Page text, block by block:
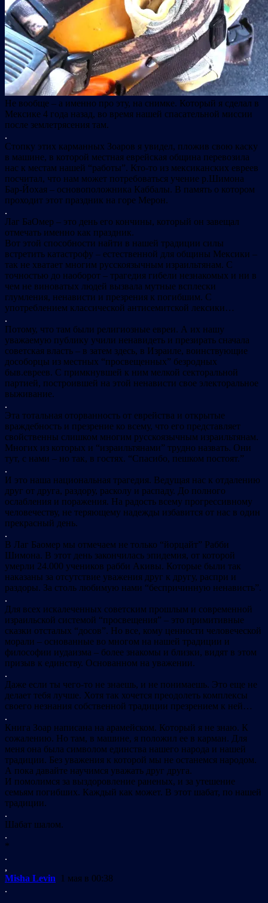
Не вообще – а именно про эту, на снимке. Который я сделал в
Мексике 4 года назад, во время нашей спасательной миссии
после землетрясения там.
.
Стопку этих карманных Зоаров я увидел, пложив свою каску
в машине, в которой местная еврейская община перевозила
нас к местам нашей “работы”. Кто-то из мексиканских евреев
посчитал, что нам может потребоваться учение р.Шимона
Бар-Йохая – основоположника Каббалы. В память о котором
проходит этот праздник на горе Мерон.
.
Лаг БаОмер – это день его кончины, который он завещал
отмечать именно как праздник.
Вот этой способности найти в нашей традиции силы
встретить катастрофу – естественной для общины Мексики –
так не хватает многим русскоязычным израильтянам. С
точностью до наоборот – трагедия гибели незнакомых и ни в
чем не виноватых людей вызвала мутные всплески
глумления, ненависти и презрения к погибшим. С
употреблением классической антисемитской лексики…
.
Потому, что там были религиозные евреи. А их нашу
уважаемую публику учили ненавидеть и презирать сначала
советская власть – в затем здесь, в Израиле, воинствующие
дособорцы из местных “просвещенных” безродных
быв.евреев. С примкнувшей к ним мелкой секторальной
партией, построившей на этой ненависти свое электоральное
выживание.
.
Эта тотальная оторванность от еврейства и открытые
враждебность и презрение ко всему, что его представляет
свойственны слишком многим русскоязычным израильтянам.
Многих из которых и “израильтянами” трудно назвать. Они
тут, с нами – но так, в гостях. “Спасибо, пешком постоят.”
.
И это наша национальная трагедия. Ведущая нас к отдалению
друг от друга, раздору, расколу и распаду. До полного
ослабления и поражения. На радость всему прогрессивному
человечеству, не теряющему надежды избавится от нас в один
прекрасный день.
.
В Лаг Баомер мы отмечаем не только “йорцайт” Рабби
Шимона. В этот день закончилась эпидемия, от которой
умерли 24.000 учеников рабби Акивы. Которые были так
наказаны за отсутствие уважения друг к другу, распри и
раздоры. За столь любимую нами “беспричинную ненависть”.
.
Для всех искалеченных советским прошлым и современной
израильской системой “просвещения” – это примитивные
сказки отсталых “досов”. Но все, кому ценности человеческой
морали – основанные во многом на нашей традиции и
философии иудаизма – более знакомы и близки, видят в этом
призыв к единству. Основанном на уважении.
.
Даже если ты чего-то не знаешь, и не понимаешь. Это еще не
делает тебя лучше. Хотя так хочется преодолеть комплексы
своего незнания собственной традиции презрением к ней…
.
Книга Зоар написана на арамейском. Который я не знаю. К
сожалению. Но там, в машине, я положил ее в карман. Для
меня она была символом единства нашего народа и нашей
традиции. Без уважения к которой мы не останемся народом.
А пока давайте научимся уважать друг друга.
И помолимся за выздоровление раненых, и за утешение
семьям погибших. Каждый как может. В этот шабат, по нашей
традиции.
.
Шабат шалом.
.
*
.
,
Misha Levin 1 мая в 00:38
.